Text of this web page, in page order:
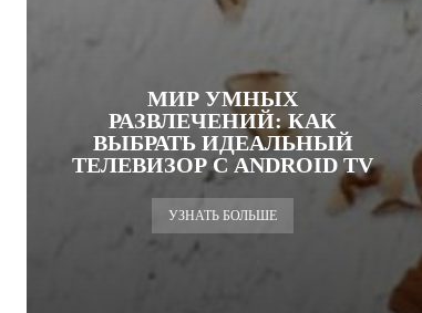
МИР УМНЫХ
РАЗВЛЕЧЕНИЙ: КАК
ВЫБРАТЬ ИДЕАЛЬНЫЙ
ТЕЛЕВИЗОР С ANDROID TV
УЗНАТЬ БОЛЬШЕ